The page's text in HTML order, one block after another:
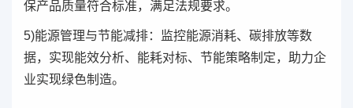
保产品质量符合标准，满足法规要求。
5)能源管理与节能减排：监控能源消耗、碳排放等数
据，实现能效分析、能耗对标、节能策略制定，助力企
业实现绿色制造。